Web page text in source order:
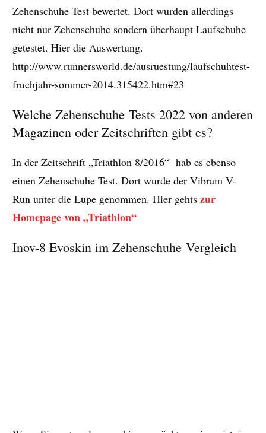
Zehenschuhe Test bewertet. Dort wurden allerdings
nicht nur Zehenschuhe sondern überhaupt Laufschuhe
getestet. Hier die Auswertung.
http://www.runnersworld.de/ausruestung/laufschuhtest-
fruehjahr-sommer-2014.315422.htm#23
Welche Zehenschuhe Tests 2022 von anderen
Magazinen oder Zeitschriften gibt es?
In der Zeitschrift „Triathlon 8/2016“ hab es ebenso
einen Zehenschuhe Test. Dort wurde der Vibram V-
Run unter die Lupe genommen. Hier gehts zur
Homepage von „Triathlon“
Inov-8 Evoskin im Zehenschuhe Vergleich